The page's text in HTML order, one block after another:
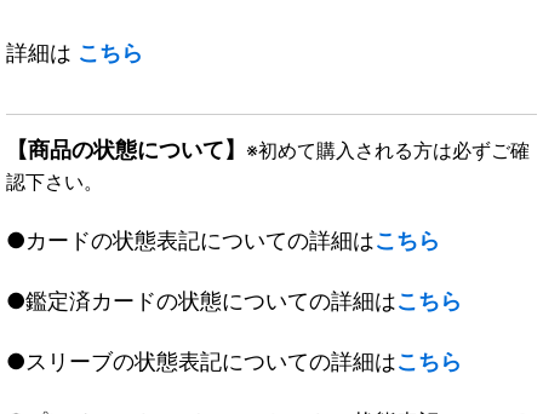
詳細は こちら
【商品の状態について】 ※初めて購入される方は必ずご確
認下さい。
●カードの状態表記についての詳細はこちら
●鑑定済カードの状態についての詳細はこちら
●スリーブの状態表記についての詳細はこちら